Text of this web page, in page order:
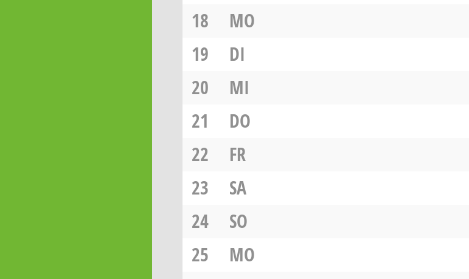
18
MO
19
DI
20
MI
21
DO
22
FR
23
SA
24
SO
25
MO